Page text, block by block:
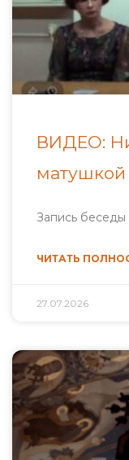
ВИДЕО:
Запись
ЧИТАТЬ
27.07.2026